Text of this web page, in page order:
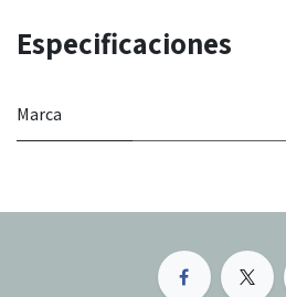
Especificaciones
Marca